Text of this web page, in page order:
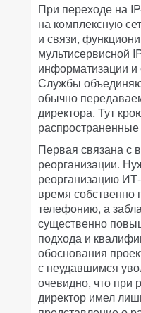
При переходе на
на комплексную
и связи,
мультисервисной
информатизации и
Службы
обычно
директора. Тут
Первая связана с
реорганизации.
реорганизацию
время собственно
телефонию, а
существенно
подхода и
обоснования
с неудавшимся
очевидно, что при
директор имел